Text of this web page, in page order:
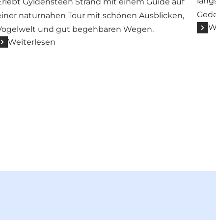
naturnahen Tour mit schönen Ausblicken,
und gut begehbaren Wegen.
Weiterlesen